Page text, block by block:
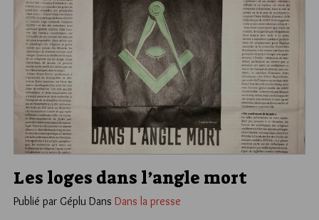
Les loges dans l’angle mort
Publié par Géplu Dans Dans la presse